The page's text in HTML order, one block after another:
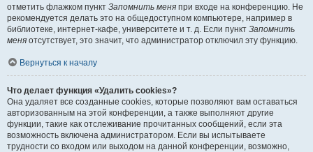
отметить флажком пункт Запомнить меня при входе на конференцию. Не
рекомендуется делать это на общедоступном компьютере, например в
библиотеке, интернет-кафе, университете и т. д. Если пункт Запомнить
меня отсутствует, это значит, что администратор отключил эту функцию.
Вернуться к началу
Что делает функция «Удалить cookies»?
Она удаляет все созданные cookies, которые позволяют вам оставаться
авторизованным на этой конференции, а также выполняют другие
функции, такие как отслеживание прочитанных сообщений, если эта
возможность включена администратором. Если вы испытываете
трудности со входом или выходом на данной конференции, возможно,